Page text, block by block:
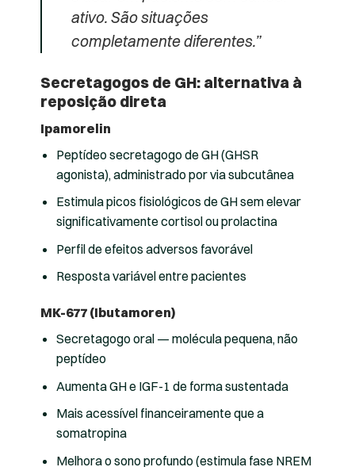
ativo. São situações
completamente diferentes.”
Secretagogos de GH: alternativa à
reposição direta
Ipamorelin
Peptídeo secretagogo de GH (GHSR
agonista), administrado por via subcutânea
Estimula picos fisiológicos de GH sem elevar
significativamente cortisol ou prolactina
Perfil de efeitos adversos favorável
Resposta variável entre pacientes
MK-677 (Ibutamoren)
Secretagogo oral — molécula pequena, não
peptídeo
Aumenta GH e IGF-1 de forma sustentada
Mais acessível financeiramente que a
somatropina
Melhora o sono profundo (estimula fase NREM